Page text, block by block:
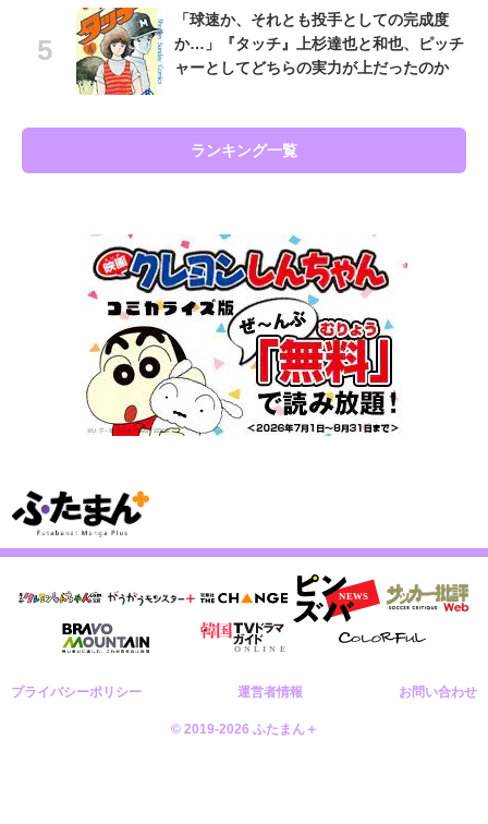
「球速か、それとも投手としての完成度
か…」『タッチ』上杉達也と和也、ピッチ
ャーとしてどちらの実力が上だったのか
ランキング一覧
プライバシーポリシー 運営者情報 お問い合わせ
© 2019-2026 ふたまん＋